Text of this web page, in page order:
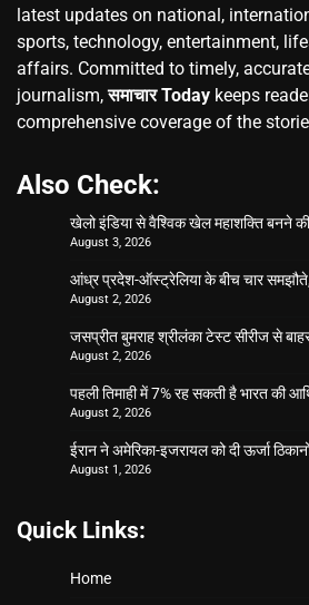
latest updates on national,
sports, technology, entertainment,
affairs. Committed to timely,
journalism,समाचार Today keeps
comprehensive coverage of the
Also Check:
खेलो इंडिया से वैश्विक खेल महाशक्ति बनने
August 3, 2026
आंध्र प्रदेश-ऑस्ट्रेलिया के बीच चार समझौते,
August 2, 2026
जसप्रीत बुमराह श्रीलंका टेस्ट सीरीज से
August 2, 2026
पहली तिमाही में 7% रह सकती है भारत की
August 2, 2026
ईरान ने अमेरिका-इजरायल को दी ऊर्जा
August 1, 2026
Quick Links:
Home